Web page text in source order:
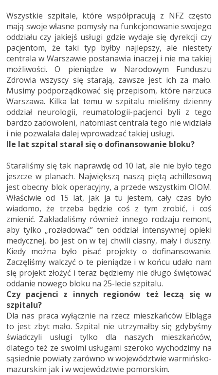
Wszystkie szpitale, które współpracują z NFZ często
mają swoje własne pomysły na funkcjonowanie swojego
oddziału czy jakiejś usługi gdzie wydaje się dyrekcji czy
pacjentom, że taki typ byłby najlepszy, ale niestety
centrala w Warszawie postanawia inaczej i nie ma takiej
możliwości. O pieniądze w Narodowym Funduszu
Zdrowia wszyscy się starają, zawsze jest ich za mało.
Musimy podporządkować się przepisom, które narzuca
Warszawa. Kilka lat temu w szpitalu mieliśmy dzienny
oddział neurologii, reumatologii-pacjenci byli z tego
bardzo zadowoleni, natomiast centrala tego nie widziała
i nie pozwalała dalej wprowadzać takiej usługi.
Ile lat szpital starał się o dofinansowanie bloku?
Staraliśmy się tak naprawdę od 10 lat, ale nie było tego
jeszcze w planach. Największą naszą piętą achillesową
jest obecny blok operacyjny, a przede wszystkim OIOM.
Właściwie od 15 lat, jak ja tu jestem, cały czas było
wiadomo, że trzeba będzie coś z tym zrobić, i coś
zmienić. Zakładaliśmy również innego rodzaju remont,
aby tylko „rozładować” ten oddział intensywnej opieki
medycznej, bo jest on w tej chwili ciasny, mały i duszny.
Kiedy można było pisać projekty o dofinansowanie.
Zaczęliśmy walczyć o te pieniądze i w końcu udało nam
się projekt złożyć i teraz będziemy nie długo świętować
oddanie nowego bloku na 25-lecie szpitalu.
Czy pacjenci z innych regionów też leczą się w
szpitalu?
Dla nas praca wyłącznie na rzecz mieszkańców Elbląga
to jest zbyt mało. Szpital nie utrzymałby się gdybyśmy
świadczyli usługi tylko dla naszych mieszkańców,
dlatego też ze swoimi usługami szeroko wychodzimy na
sąsiednie powiaty zarówno w województwie warmińsko-
mazurskim jak i w województwie pomorskim.